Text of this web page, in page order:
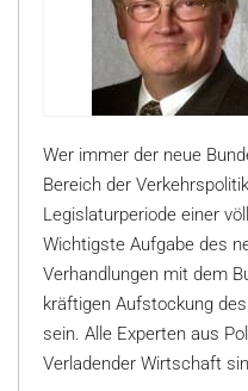
Wer immer der neue
Bereich der
Legislaturperiode einer
Wichtigste Aufgabe des
Verhandlungen mit dem
kräftigen Aufstockung
sein. Alle Experten aus
Verladender Wirtschaft